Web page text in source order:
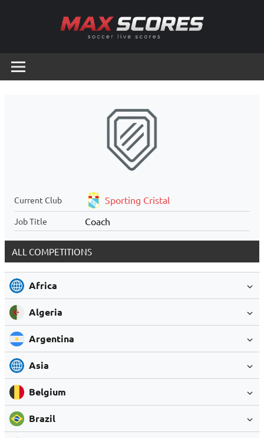
Scores
Live
Current Club Sporting Cristal
Job Title Coach
ALL COMPETITIONS
Africa
Algeria
Argentina
Asia
Belgium
Brazil